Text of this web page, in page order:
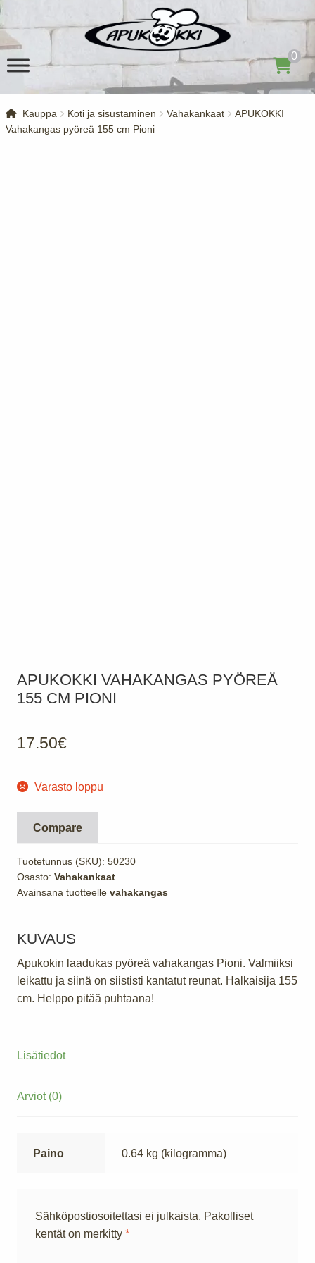
navigointiin
sisältöön
0
Kauppa Koti ja sisustaminen Vahakankaat
APUKOKKI
Vahakangas pyöreä 155 cm Pioni
APUKOKKI VAHAKANGAS PYÖREÄ
155 CM PIONI
17.50€
Varasto loppu
Compare
Tuotetunnus (SKU): 50230
Osasto: Vahakankaat
Avainsana tuotteelle vahakangas
KUVAUS
Apukokin laadukas pyöreä vahakangas Pioni. Valmiiksi
leikattu ja siinä on siististi kantatut reunat. Halkaisija 155
cm. Helppo pitää puhtaana!
Lisätiedot
Arviot (0)
Paino 0.64 kg (kilogramma)
Sähköpostiosoitettasi ei julkaista. Pakolliset
kentät on merkitty *